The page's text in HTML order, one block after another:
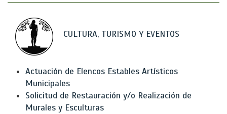
CULTURA, TURISMO Y EVENTOS
Actuación de Elencos Estables Artísticos
Municipales
Solicitud de Restauración y/o Realización de
Murales y Esculturas